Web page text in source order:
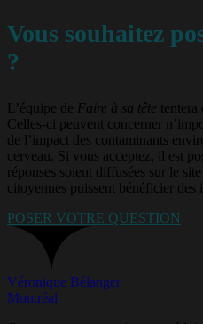
Vous souhaitez
?
L’équipe de Faire à sa tête tentera
Celles-ci peuvent concerner
de l’impact des contaminants
cerveau. Si vous acceptez, il est
réponses soient diffusées sur le
citoyennes puissent bénéficier des
POSER VOTRE QUESTION
Véronique Bélanger
Montréal